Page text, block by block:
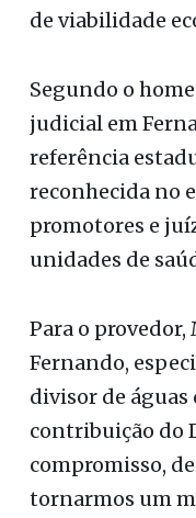
Ele pontuou que,
de viabilidade
Segundo o
judicial em
referência
reconhecida no
unidades de
Para o
Fernando,
divisor de águas
contribuição do